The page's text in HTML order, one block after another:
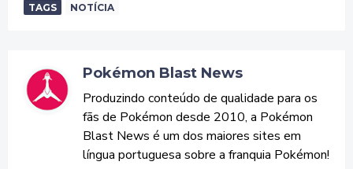
TAGS NOTÍCIA
Pokémon Blast News
Produzindo conteúdo de qualidade para os
fãs de Pokémon desde 2010, a Pokémon
Blast News é um dos maiores sites em
língua portuguesa sobre a franquia Pokémon!